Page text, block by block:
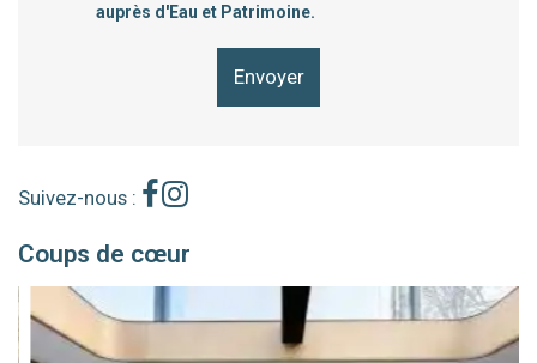
auprès d'Eau et Patrimoine.
Envoyer
Suivez-nous :
Coups de cœur